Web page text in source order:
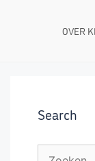
OVER
Search
Zoek